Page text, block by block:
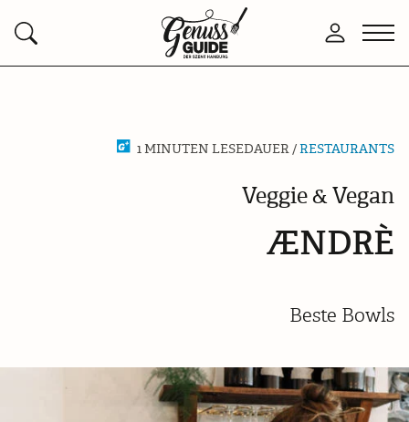
Suchen
Zurück
zur
Anmelden
1 MINUTEN LESEDAUER /RESTAURANTS
Veggie & Vegan
ÆNDRÈ
Beste Bowls